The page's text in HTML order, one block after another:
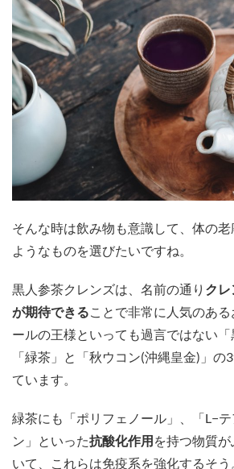
そんな時は飲み物も意識して、体の
ようなものを選びたいですね。
黒人参茶クレンズは、名前の通り ク
が期待できる ことで非常に人気のあ
ールの王様といっても過言ではない
「緑茶」と「秋ウコン(沖縄皇金)」の
ています。
緑茶にも「ポリフェノール」、「L−
ン」といった抗酸化作用を持つ物質
いて、これらは免疫系を強化するそ